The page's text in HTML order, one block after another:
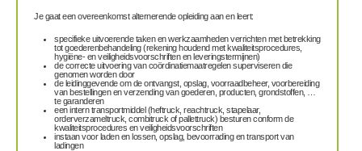
Je gaat een overeenkomst alternerende opleiding aan en leert:
specifieke uitvoerende taken en werkzaamheden verrichten met betrekking
tot goederenbehandeling (rekening houdend met kwaliteitsprocedures,
hygiëne- en veiligheidsvoorschriften en leveringstermijnen)
de correcte uitvoering van coördinatiemaatregelen superviseren die
genomen worden door
de leidinggevende om de ontvangst, opslag, voorraadbeheer, voorbereiding
van bestellingen en verzending van goederen, producten, grondstoffen, …
te garanderen
een intern transportmiddel (heftruck, reachtruck, stapelaar,
orderverzameltruck, combitruck of pallettruck) besturen conform de
kwaliteitsprocedures en veiligheidsvoorschriften
instaan voor laden en lossen, opslag, bevoorrading en transport van
ladingen